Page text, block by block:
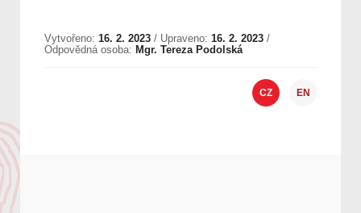
Vytvořeno: 16. 2. 2023 / Upraveno: 16. 2. 2023 /
Odpovědná osoba: Mgr. Tereza Podolská
CZ EN